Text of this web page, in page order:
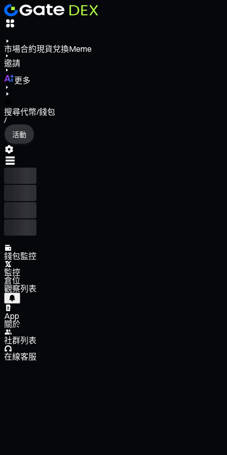
市場合約現貨兌換Meme
邀請
更多
搜尋代幣/錢包
/
活動
錢包監控
監控
倉位
觀察列表
App
關於
社群列表
在線客服